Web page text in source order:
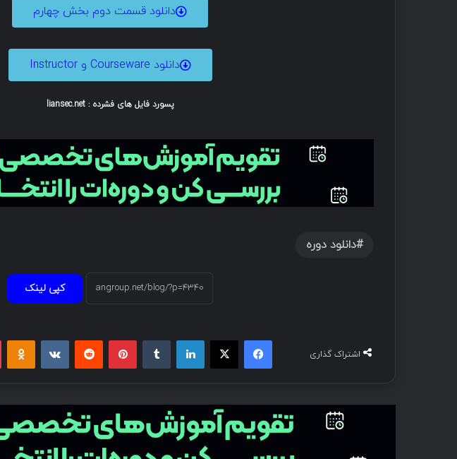
دانلود قسمت دوم بخش چهارم
دانلود Courseware و Instructor
پسورد فایل های فشرده : liansec.net
دانلود دوره
کپی لینک
اشتراک گذاری